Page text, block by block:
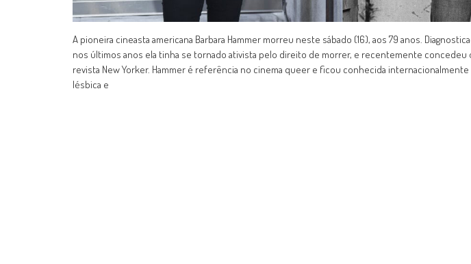
A pioneira cineasta americana Barbara Hammer morreu neste sábado (16), aos 79 anos.
nos últimos anos ela tinha se tornado ativista pelo direito de morrer, e recentemente concedeu
revista New Yorker. Hammer é referência no cinema queer e ficou conhecida
lésbica e